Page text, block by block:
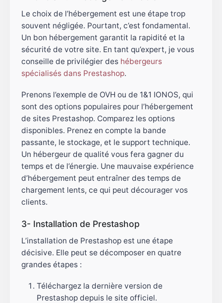
Le choix de l’hébergement est une étape trop
souvent négligée. Pourtant, c’est fondamental.
Un bon hébergement garantit la rapidité et la
sécurité de votre site. En tant qu’expert, je vous
conseille de privilégier des hébergeurs
spécialisés dans Prestashop.
Prenons l’exemple de OVH ou de 1&1 IONOS, qui
sont des options populaires pour l’hébergement
de sites Prestashop. Comparez les options
disponibles. Prenez en compte la bande
passante, le stockage, et le support technique.
Un hébergeur de qualité vous fera gagner du
temps et de l’énergie. Une mauvaise expérience
d’hébergement peut entraîner des temps de
chargement lents, ce qui peut décourager vos
clients.
3- Installation de Prestashop
L’installation de Prestashop est une étape
décisive. Elle peut se décomposer en quatre
grandes étapes :
Téléchargez la dernière version de
Prestashop depuis le site officiel.